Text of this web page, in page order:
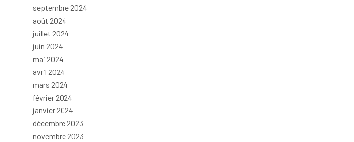
septembre 2024
août 2024
juillet 2024
juin 2024
mai 2024
avril 2024
mars 2024
février 2024
janvier 2024
décembre 2023
novembre 2023